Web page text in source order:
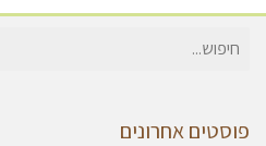
חיפוש
פוסטים אחרונים